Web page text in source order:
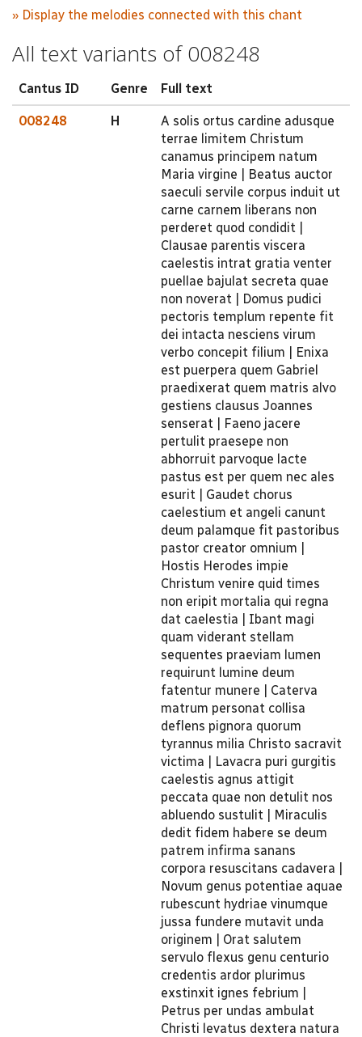
» Display the melodies connected with this chant
All text variants of 008248
Cantus ID Genre Full text
008248 H
A solis ortus cardine adusque
terrae limitem Christum
canamus principem natum
Maria virgine | Beatus auctor
saeculi servile corpus induit ut
carne carnem liberans non
perderet quod condidit |
Clausae parentis viscera
caelestis intrat gratia venter
puellae bajulat secreta quae
non noverat | Domus pudici
pectoris templum repente fit
dei intacta nesciens virum
verbo concepit filium | Enixa
est puerpera quem Gabriel
praedixerat quem matris alvo
gestiens clausus Joannes
senserat | Faeno jacere
pertulit praesepe non
abhorruit parvoque lacte
pastus est per quem nec ales
esurit | Gaudet chorus
caelestium et angeli canunt
deum palamque fit pastoribus
pastor creator omnium |
Hostis Herodes impie
Christum venire quid times
non eripit mortalia qui regna
dat caelestia | Ibant magi
quam viderant stellam
sequentes praeviam lumen
requirunt lumine deum
fatentur munere | Caterva
matrum personat collisa
deflens pignora quorum
tyrannus milia Christo sacravit
victima | Lavacra puri gurgitis
caelestis agnus attigit
peccata quae non detulit nos
abluendo sustulit | Miraculis
dedit fidem habere se deum
patrem infirma sanans
corpora resuscitans cadavera |
Novum genus potentiae aquae
rubescunt hydriae vinumque
jussa fundere mutavit unda
originem | Orat salutem
servulo flexus genu centurio
credentis ardor plurimus
exstinxit ignes febrium |
Petrus per undas ambulat
Christi levatus dextera natura